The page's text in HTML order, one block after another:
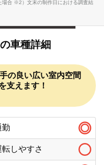
場合 ※2）文末の制作日における調査結
車種詳細
の良い広い室内空間
支えます！
勤
転しやすさ